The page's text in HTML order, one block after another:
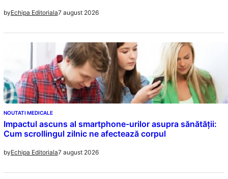
byEchipa Editoriala7 august 2026
NOUTATI MEDICALE
Impactul ascuns al smartphone-urilor asupra sănătății:
Cum scrollingul zilnic ne afectează corpul
byEchipa Editoriala7 august 2026